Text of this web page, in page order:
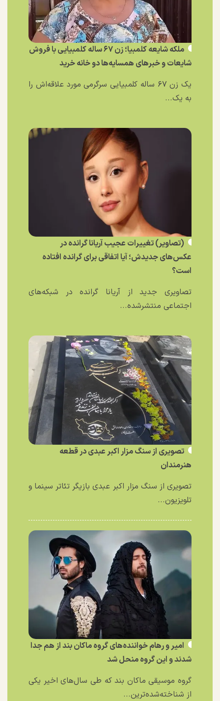
ملکه شایعه کلمبیا؛ زن ۶۷ ساله کلمبیایی با فروش
شایعات و خبر‌های همسایه‌ها دو خانه خرید
یک زن ۶۷ ساله کلمبیایی سرگرمی مورد علاقه‌اش را
به یک...
(تصاویر) تغییرات عجیب آریانا گرانده در
عکس‌های جدیدش؛ آیا اتفاقی برای گرانده افتاده
است؟
تصاویری جدید از آریانا گرانده در شبکه‌های
اجتماعی منتشرشده...
تصویری از سنگ مزار اکبر عبدی در قطعه
هنرمندان
تصویری از سنگ مزار اکبر عبدی بازیگر تئاتر سینما و
تلویزیون...
امیر و رهام خواننده‌های گروه ماکان بند از هم جدا
شدند و این گروه منحل شد
گروه موسیقی ماکان بند که طی سال‌های اخیر یکی
از شناخته‌شده‌ترین...